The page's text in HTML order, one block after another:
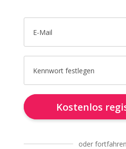
E-Mail
Kennwort festlegen
Kostenlos
oder